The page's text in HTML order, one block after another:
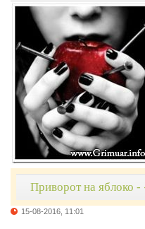
Приворот на яблоко
15-08-2016, 11:01